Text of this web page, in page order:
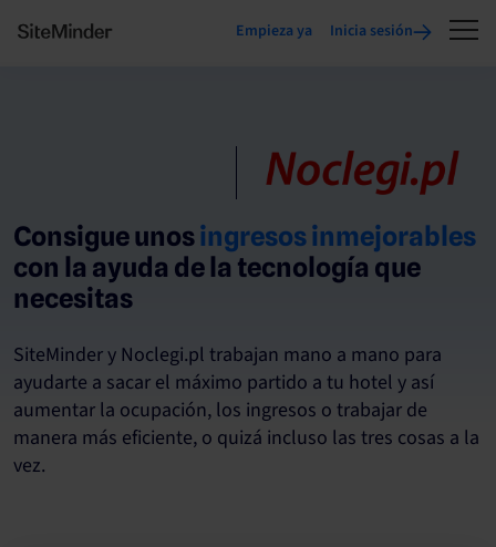
Empieza ya Inicia sesión
Consigue unosingresos inmejorables
con la ayuda de la tecnología que
necesitas
SiteMinder y Noclegi.pl trabajan mano a mano para
ayudarte a sacar el máximo partido a tu hotel y así
aumentar la ocupación, los ingresos o trabajar de
manera más eficiente, o quizá incluso las tres cosas a la
vez.